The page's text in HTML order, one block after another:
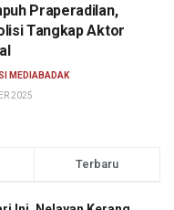
Praperadilan,
Tangkap Aktor
MEDIABADAK
2025
Terbaru